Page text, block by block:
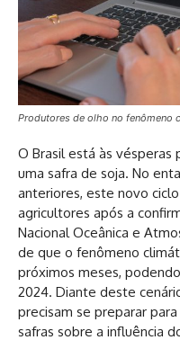
Produtores de olho no fenômeno
O Brasil está às vésperas
uma safra de soja. No
anteriores, este novo
agricultores após a
Nacional Oceânica e
de que o fenômeno
próximos meses,
2024. Diante deste
precisam se preparar
safras sobre a influência